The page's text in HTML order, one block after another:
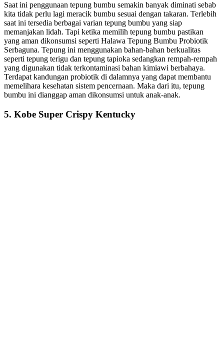
Saat ini penggunaan tepung bumbu semakin banyak diminati sebab
kita tidak perlu lagi meracik bumbu sesuai dengan takaran. Terlebih
saat ini tersedia berbagai varian tepung bumbu yang siap
memanjakan lidah. Tapi ketika memilih tepung bumbu pastikan
yang aman dikonsumsi seperti Halawa Tepung Bumbu Probiotik
Serbaguna. Tepung ini menggunakan bahan-bahan berkualitas
seperti tepung terigu dan tepung tapioka sedangkan rempah-rempah
yang digunakan tidak terkontaminasi bahan kimiawi berbahaya.
Terdapat kandungan probiotik di dalamnya yang dapat membantu
memelihara kesehatan sistem pencernaan. Maka dari itu, tepung
bumbu ini dianggap aman dikonsumsi untuk anak-anak.
5. Kobe Super Crispy Kentucky